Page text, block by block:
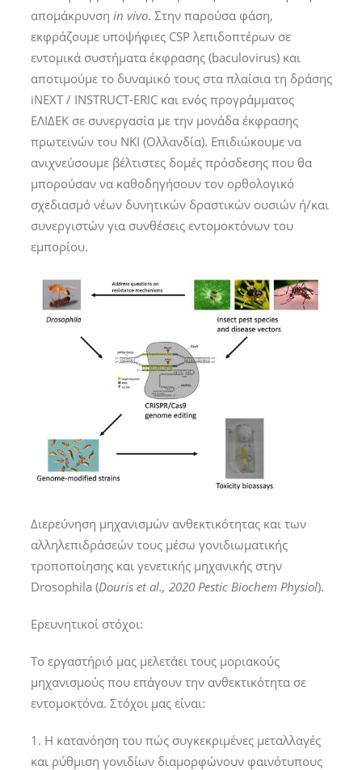
απομάκρυνση in vivo. Στην παρούσα φάση,
εκφράζουμε υποψήφιες CSP λεπιδοπτέρων σε
εντομικά συστήματα έκφρασης (baculovirus) και
αποτιμούμε το δυναμικό τους στα πλαίσια τη δράσης
iNEXT / INSTRUCT-ERIC και ενός προγράμματος
ΕΛΙΔΕΚ σε συνεργασία με την μονάδα έκφρασης
πρωτεϊνών του NKI (Ολλανδία). Επιδιώκουμε να
ανιχνεύσουμε βέλτιστες δομές πρόσδεσης που θα
μπορούσαν να καθοδηγήσουν τον ορθολογικό
σχεδιασμό νέων δυνητικών δραστικών ουσιών ή/και
συνεργιστών για συνθέσεις εντομοκτόνων του
εμπορίου.
Διερεύνηση μηχανισμών ανθεκτικότητας και των
αλληλεπιδράσεών τους μέσω γονιδιωματικής
τροποποίησης και γενετικής μηχανικής στην
Drosophila (Douris et al., 2020 Pestic Biochem Physiol).
Ερευνητικοί στόχοι:
Το εργαστήριό μας μελετάει τους μοριακούς
μηχανισμούς που επάγουν την ανθεκτικότητα σε
εντομοκτόνα. Στόχοι μας είναι:
1. Η κατανόηση του πώς συγκεκριμένες μεταλλαγές
και ρύθμιση γονιδίων διαμορφώνουν φαινότυπους